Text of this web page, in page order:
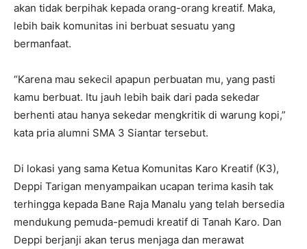
akan tidak berpihak kepada orang-orang kreatif. Maka,
lebih baik komunitas ini berbuat sesuatu yang
bermanfaat.
“Karena mau sekecil apapun perbuatan mu, yang pasti
kamu berbuat. Itu jauh lebih baik dari pada sekedar
berhenti atau hanya sekedar mengkritik di warung kopi,”
kata pria alumni SMA 3 Siantar tersebut.
Di lokasi yang sama Ketua Komunitas Karo Kreatif (K3),
Deppi Tarigan menyampaikan ucapan terima kasih tak
terhingga kepada Bane Raja Manalu yang telah bersedia
mendukung pemuda-pemudi kreatif di Tanah Karo. Dan
Deppi berjanji akan terus menjaga dan merawat